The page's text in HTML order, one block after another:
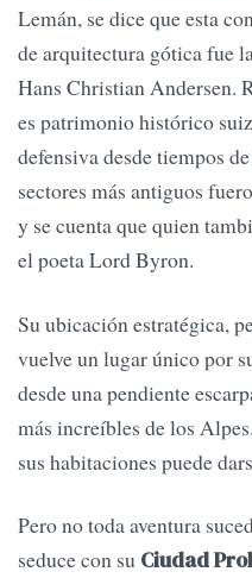
Lemán, se dice que esta
de arquitectura gótica fue
Hans Christian Andersen.
es patrimonio histórico
defensiva desde tiempos
sectores más antiguos
y se cuenta que quien
el poeta Lord Byron.
Su ubicación estratégica,
vuelve un lugar único por
desde una pendiente
más increíbles de los
sus habitaciones puede
Pero no toda aventura
seduce con su Ciudad